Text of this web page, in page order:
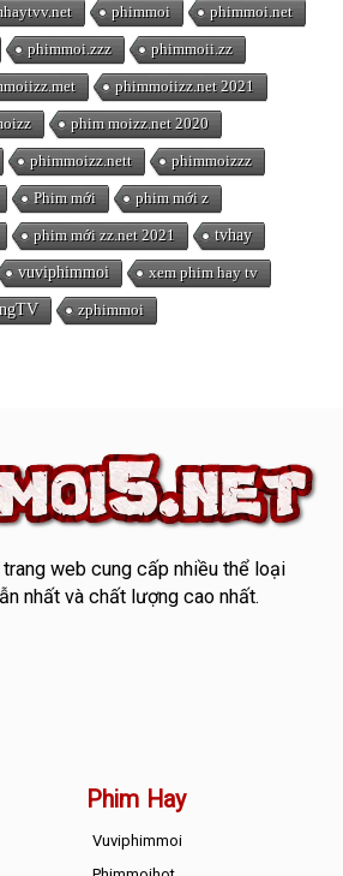
phimmoi phimmoi.net
phimmoi.zzz phimmoii.zz
phimmoiizz.net 2021
phim moizz.net 2020
phimmoizz.nett phimmoizzz
Phim mới phim mới z
phim mới zz.net 2021 tvhay
vuviphimmoi xem phim hay tv
zphimmoi
web cung cấp nhiều thể loại
nhất và chất lượng cao nhất.
Phim Hay
Vuviphimmoi